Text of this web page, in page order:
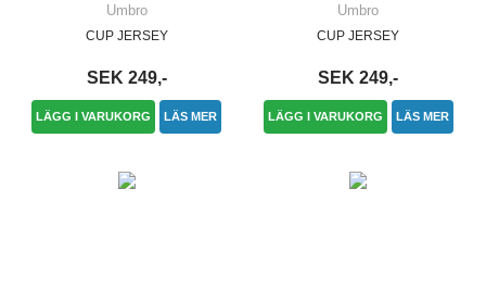
Umbro
CUP JERSEY
SEK 249,-
LÄGG I VARUKORG LÄS MER
Umbro
CUP JERSEY
SEK 249,-
LÄGG I VARUKORG LÄS MER